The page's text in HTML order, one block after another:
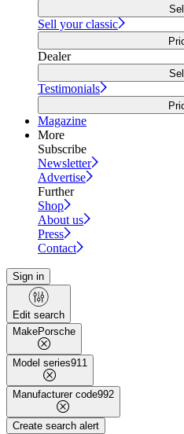
Sell your classic
Dealer
Testimonials
Magazine
More
Subscribe
Newsletter
Advertise
Further
Shop
About us
Press
Contact
Sign in
Edit search
MakePorsche
Model series911
Manufacturer code992
Create search alert